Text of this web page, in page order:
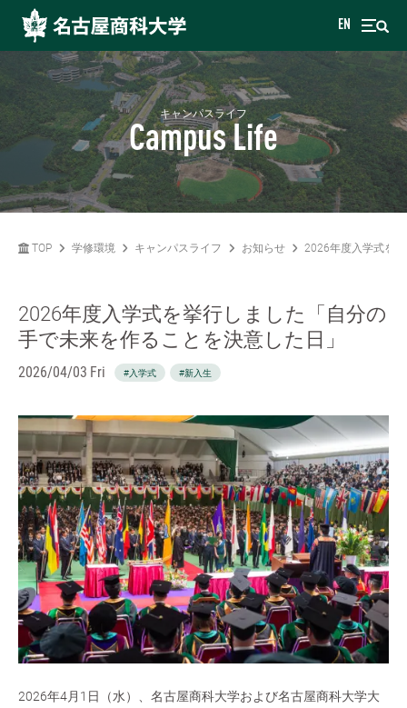
EN
キャンパスライフ
Campus Life
TOP 学修環境 キャンパスライフ お知らせ 2026年度入学式を
2026年度入学式を挙行しました「自分の
手で未来を作ることを決意した日」
2026/04/03 Fri #入学式 #新入生
2026年4月1日（水）、名古屋商科大学および名古屋商科大学大